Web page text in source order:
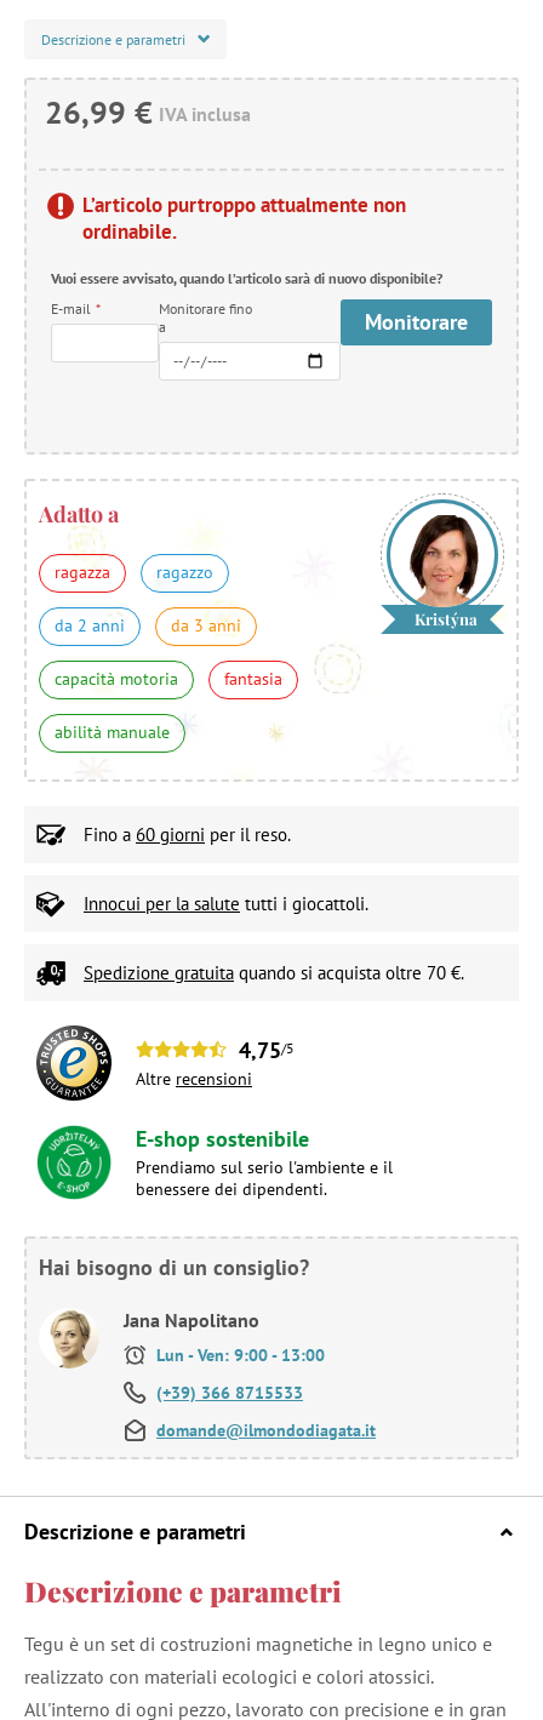
Descrizione e parametri
26,99 € IVA inclusa
L’articolo purtroppo attualmente non
ordinabile.
Vuoi essere avvisato, quando l’articolo sarà di nuovo disponibile?
E-mail *
Monitorare fino
a
Monitorare
Adatto a
ragazza ragazzo
da 2 anni da 3 anni
capacità motoria fantasia
abilità manuale
Kristýna
Fino a 60 giorni per il reso.
Innocui per la salute tutti i giocattoli.
Spedizione gratuita quando si acquista oltre 70 €.
4,75/5
Altre recensioni
E-shop sostenibile
Prendiamo sul serio l'ambiente e il
benessere dei dipendenti.
Hai bisogno di un consiglio?
Jana Napolitano
Lun - Ven: 9:00 - 13:00
(+39) 366 8715533
domande@ilmondodiagata.it
Descrizione e parametri
Descrizione e parametri
Tegu è un set di costruzioni magnetiche in legno unico e
realizzato con materiali ecologici e colori atossici.
All'interno di ogni pezzo, lavorato con precisione e in gran